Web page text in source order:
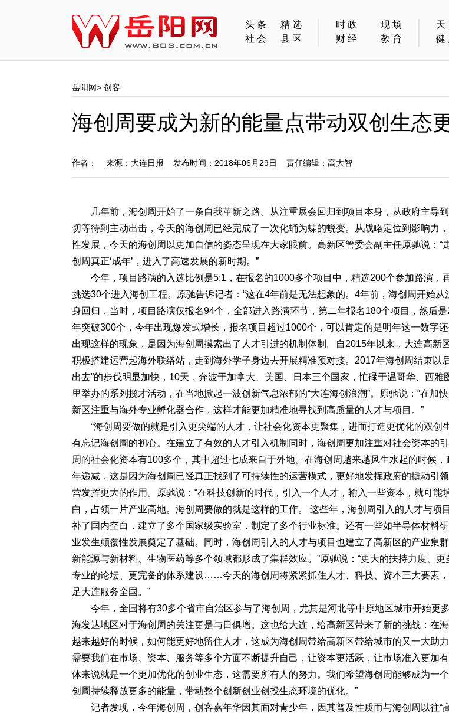
头条
精选
社会
县区
时政
现场
财经
教育
岳阳网> 创客
海创周要成为新的能量点带动双创生态
作者： 来源：大连日报 发布时间：2018年06月29日 责任编辑：高大智
几年前，海创周开始了一条自我革新之路。从注重展会回归到项目本身，从政府主导
切等待到主动出击，今天的海创周已经完成了一次化蛹为蝶的蜕变。从战略定位到影响力
性发展，今天的海创周以更加自信的姿态呈现在大家眼前。高新区管委会副主任原驰说：“
创周真正‘成年’，进入了高速发展的新时期。”
今年，项目路演的入选比例是5:1，在报名的1000多个项目中，精选200个参加路演，
挑选30个进入海创工程。原驰告诉记者：“这在4年前是无法想象的。4年前，海创周开始从
身回归，当时，项目路演仅报名94个，全部进入路演环节，第二年报名180个项目，然后
年突破300个，今年出现爆发式增长，报名项目超过1000个，可以肯定的是明年这一数字还
出现这样的现象，是因为海创周摸索出了人才引进的机制体制。自2015年以来，大连高新
积极搭建运营起海外联络站，走到海外学子身边去开展精准预对接。2017年海创周结束以
出去”的步伐明显加快，10天，奔波于加拿大、美国、日本三个国家，忙碌于温哥华、西雅
里举办的系列揽才活动，在当地掀起一波创新气息浓郁的“大连海创浪潮”。原驰说：“在加
新区注重与海外专业孵化器合作，这样才能更加精准地寻找到高质量的人才与项目。”
“海创周要做的就是引入更尖端的人才，让社会化资本更聚集，进而打造更优化的双创
有忘记海创周的初心。在建立了有效的人才引入机制同时，海创周更加注重对社会资本的
周的社会化资本有100多个，其中超过七成来自于外地。在海创周越来越风生水起的时候
年递减，这是因为海创周已经真正找到了可持续性的运营模式，更好地发挥政府的撬动引
营发挥更大的作用。原驰说：“在科技创新的时代，引入一个人才，输入一些资本，就可能
白，占领一片产业高地。海创周要做的就是这样的工作。 这些年，海创周引入的人才与项
补了国内空白，建立了多个国家级实验室，制定了多个行业标准。还有一些如半导体材料
业发生颠覆性发展奠定了基础。同时，海创周引入的人才与项目也建立了高新区的产业集
新能源与新材料、生物医药等多个领域都形成了集群效应。”原驰说：“更大的扶持力度、
专业的论坛、更完备的体系建设……今天的海创周将紧紧抓住人才、科技、资本三大要素
足大连服务全国。”
今年，全国将有30多个省市自治区参与了海创周，尤其是河北等中原地区城市开始更
海发达地区对于海创周的关注更是与日俱增。这也给大连，给高新区带来了新的挑战：在
越来越好的时候，如何能更好地留住人才，这成为海创周带给高新区带给城市的又一大助
需要我们在市场、资本、服务等多个方面不断提升自己，让资本更活跃，让市场准入更加
体来说就是一个更加优化的创业生态，这需要所有人的努力。我们希望海创周能够成为一
创周持续释放更多的能量，带动整个创新创业创投生态环境的优化。”
记者发现，今年海创周，创客嘉年华因其面对青少年，因其普及性质而与海创周以往“